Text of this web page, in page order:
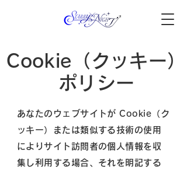
Cookie（クッキー）
ポリシー
あなたのウェブサイトが Cookie（ク
ッキー）または類似する技術の使用
によりサイト訪問者の個人情報を収
集し利用する場合、それを明記する